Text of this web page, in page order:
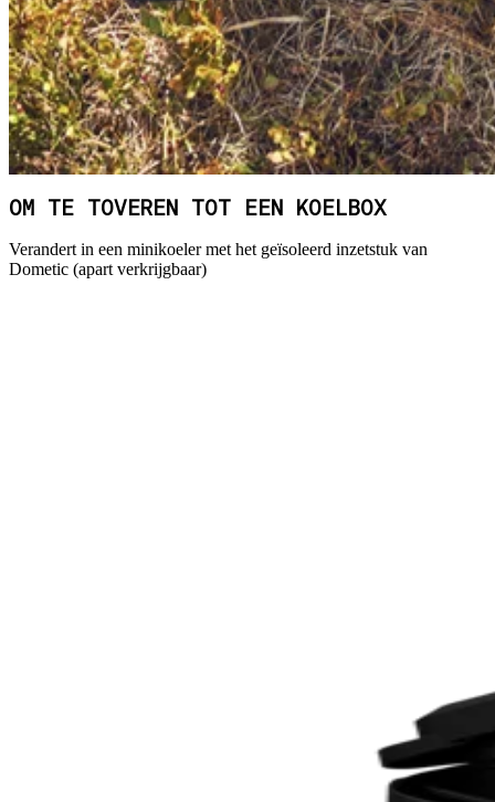
OM TE TOVEREN TOT EEN KOELBOX
Verandert in een minikoeler met het geïsoleerd inzetstuk van
Dometic (apart verkrijgbaar)